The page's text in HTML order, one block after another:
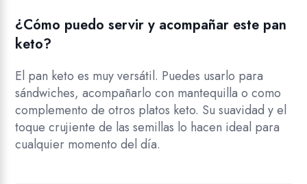
¿Cómo puedo servir y acompañar este pan
keto?
El pan keto es muy versátil. Puedes usarlo para
sándwiches, acompañarlo con mantequilla o como
complemento de otros platos keto. Su suavidad y el
toque crujiente de las semillas lo hacen ideal para
cualquier momento del día.